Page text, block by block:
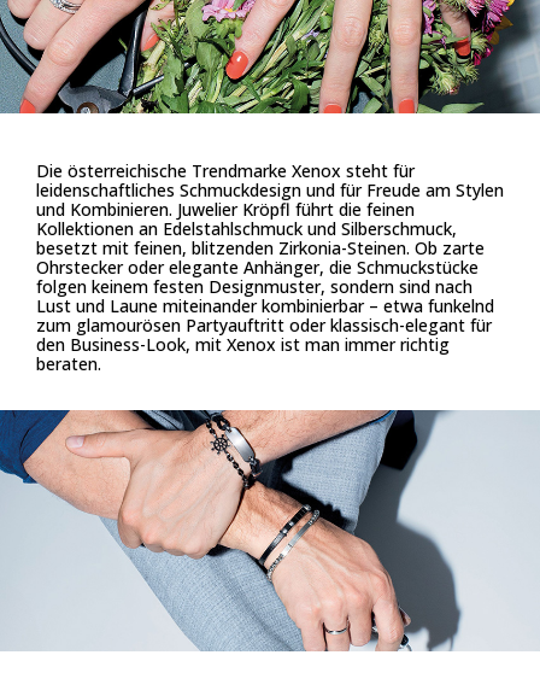
Die österreichische Trendmarke Xenox steht für
leidenschaftliches Schmuckdesign und für Freude am Stylen
und Kombinieren. Juwelier Kröpfl führt die feinen
Kollektionen an Edelstahlschmuck und Silberschmuck,
besetzt mit feinen, blitzenden Zirkonia-Steinen. Ob zarte
Ohrstecker oder elegante Anhänger, die Schmuckstücke
folgen keinem festen Designmuster, sondern sind nach
Lust und Laune miteinander kombinierbar – etwa funkelnd
zum glamourösen Partyauftritt oder klassisch-elegant für
den Business-Look, mit Xenox ist man immer richtig
beraten.